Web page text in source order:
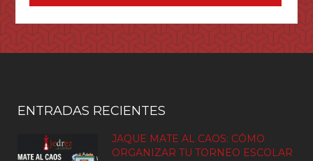
ENTRADAS RECIENTES
JAQUE MATE AL CAOS: CÓMO
ORGANIZAR TU TORNEO ESCOLAR